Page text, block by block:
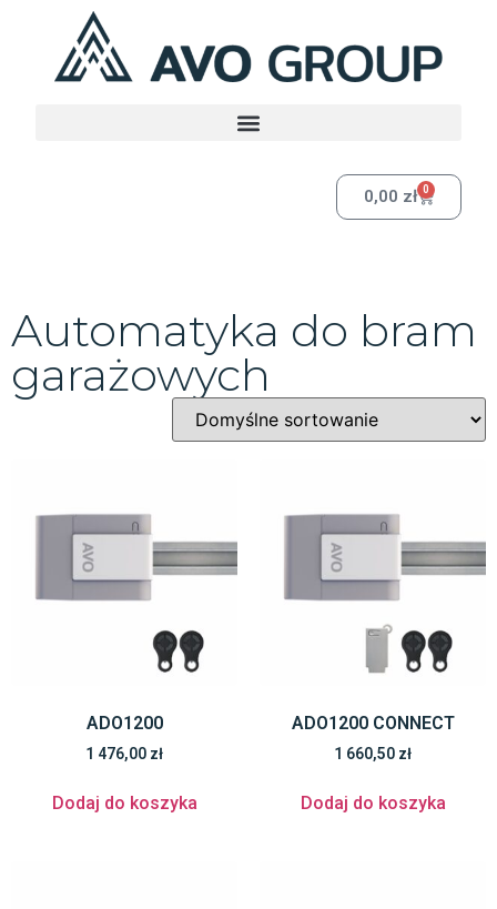
0,00 zł 0
Automatyka do bram
garażowych
ADO1200
1 476,00 zł
Dodaj do koszyka
ADO1200 CONNECT
1 660,50 zł
Dodaj do koszyka